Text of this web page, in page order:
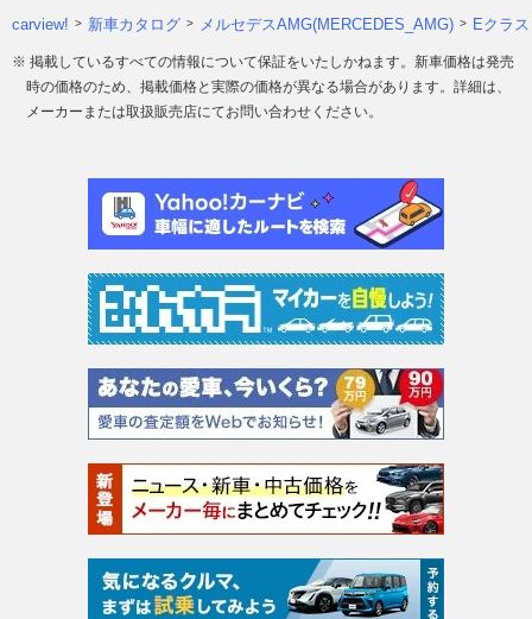
carview! 新車カタログ メルセデスAMG(MERCEDES_AMG) Eクラ
※ 掲載しているすべての情報について保証をいたしかねます。新車価格は発売
時の価格のため、掲載価格と実際の価格が異なる場合があります。詳細は、
メーカーまたは取扱販売店にてお問い合わせください。